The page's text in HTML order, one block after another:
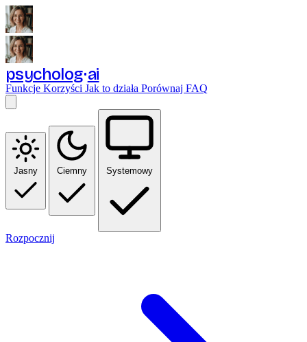
psycholog ai
Funkcje Korzyści Jak to działa Porównaj FAQ
Jasny Ciemny Systemowy
Rozpocznij